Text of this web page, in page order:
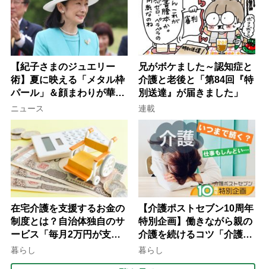
【紀子さまのジュエリー
術】夏に映える「メタル枠
パール」＆顔まわりが華や
ぐ「揺れる一粒」の使い分
け方
ニュース
兄がボケました～認知症と
介護と老後と「第84回『特
別送達』が届きました」
連載
在宅介護を支援するお金の
制度とは？自治体独自のサ
ービス「毎月2万円が支給
される」ケースも【FP解
暮らし
【介護ポストセブン10周年
特別企画】働きながら親の
介護を続けるコツ「介護は
10年以上続くことも…3つ
暮らし